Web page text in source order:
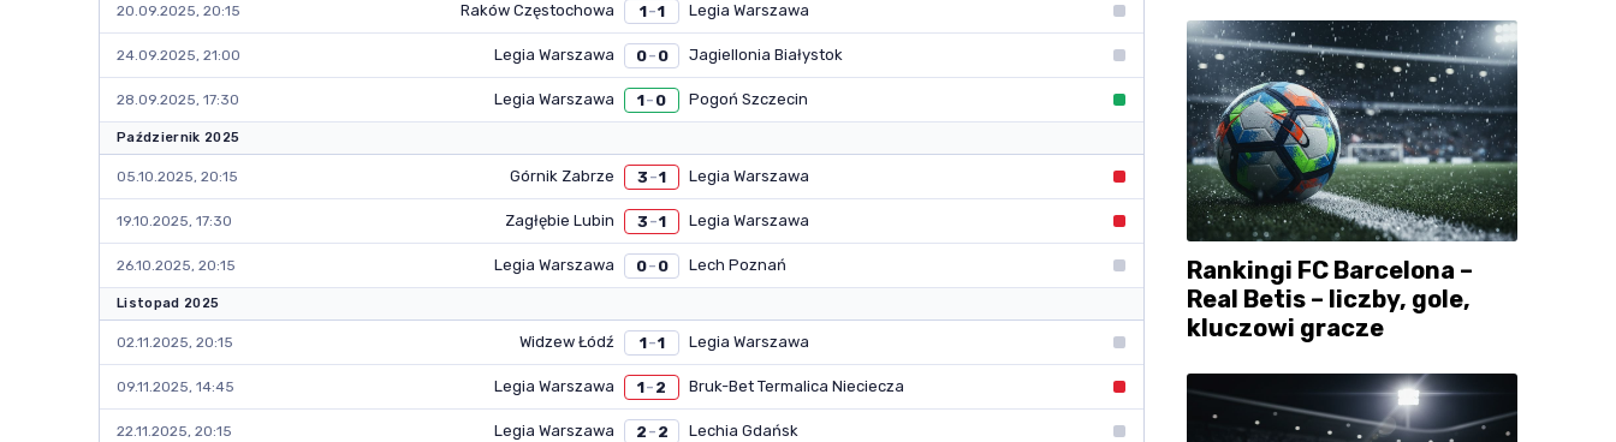
20.09.2025, 20:15 Raków Częstochowa 1–1 Legia Warszawa
24.09.2025, 21:00 Legia Warszawa 0– 0 Jagiellonia Białystok
28.09.2025, 17:30 Legia Warszawa 1– 0 Pogoń Szczecin
Październik 2025
05.10.2025, 20:15 Górnik Zabrze 3 –1 Legia Warszawa
19.10.2025, 17:30 Zagłębie Lubin 3 –1 Legia Warszawa
26.10.2025, 20:15 Legia Warszawa 0– 0 Lech Poznań
Listopad 2025
02.11.2025, 20:15 Widzew Łódź 1–1 Legia Warszawa
09.11.2025, 14:45 Legia Warszawa 1– 2 Bruk-Bet Termalica Nieciecza
22.11.2025, 20:15 Legia Warszawa 2 – 2 Lechia Gdańsk
Rankingi FC Barcelona –
Real Betis – liczby, gole,
kluczowi gracze